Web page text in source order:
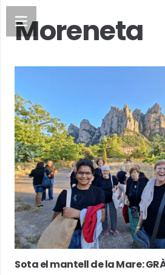
Moreneta
Sota el mantell de la Mare: